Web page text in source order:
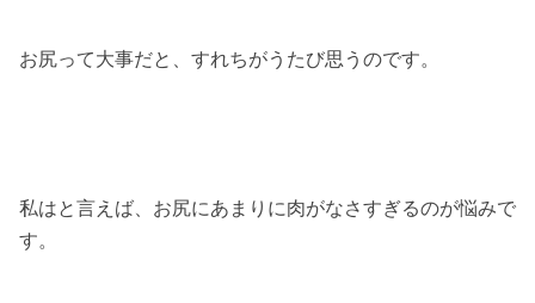
お尻って大事だと、すれちがうたび思うのです。
私はと言えば、お尻にあまりに肉がなさすぎるのが悩みで
す。